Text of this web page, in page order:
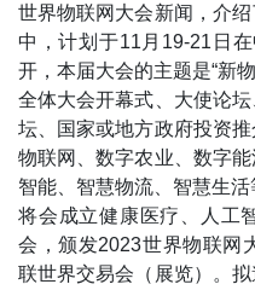
世界物联网大会新闻，介
中，计划于11月19-21日
开，本届大会的主题是“新
全体大会开幕式、大使论
坛、国家或地方政府投资
物联网、数字农业、数字
智能、智慧物流、智慧生
将会成立健康医疗、人工
会，颁发2023世界物联网
联世界交易会（展览）。